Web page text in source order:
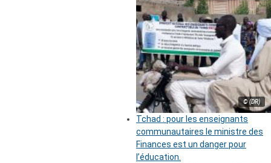
© (DR)
Tchad : pour les enseignants
communautaires le ministre des
Finances est un danger pour
l’éducation.